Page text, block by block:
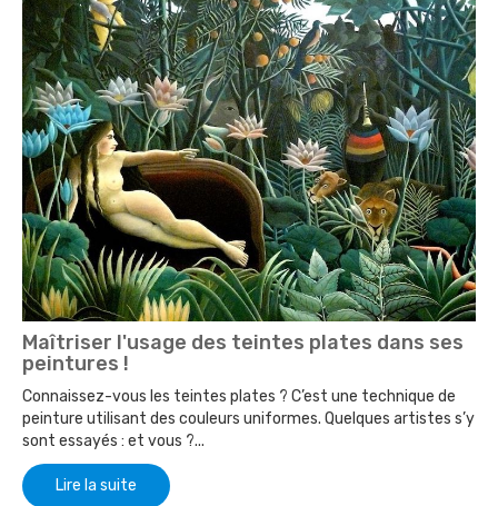
Maîtriser l'usage des teintes plates dans ses
peintures !
Connaissez-vous les teintes plates ? C’est une technique de
peinture utilisant des couleurs uniformes. Quelques artistes s’y
sont essayés : et vous ?...
Lire la suite